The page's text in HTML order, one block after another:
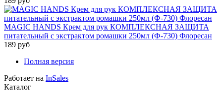
MAGIC HANDS Крем для рук КОМПЛЕКСНАЯ ЗАЩИТА
питательный с экстрактом ромашки 250мл (Ф-730) Флоресан
189 руб
Полная версия
Работает на InSales
Каталог